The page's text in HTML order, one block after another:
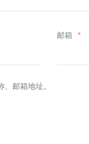
邮箱 *
邮箱地址。